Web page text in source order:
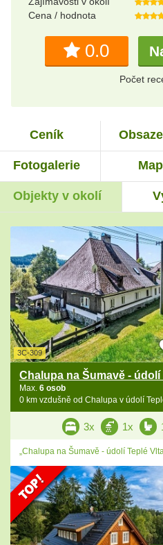
Cena / hodnota
0.0
Počet
Ceník
Fotogalerie
Objekty v okolí
3C-309
Chalupa na Šumavě -
Max. 6 osob
0 km vzdušně od Chalupa v údolí
3x 1x
„Chalupa na Šumavě - údolí Teplé